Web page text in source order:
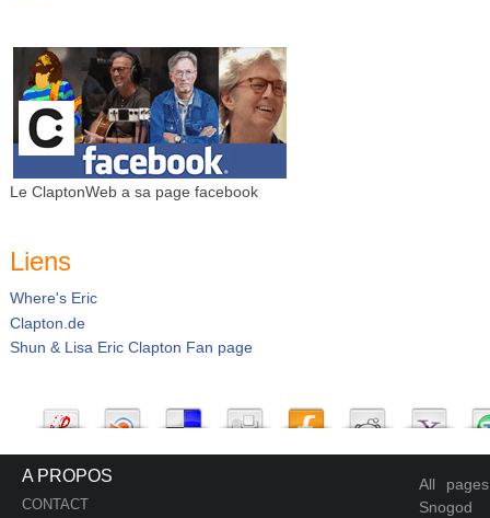
Le ClaptonWeb a sa page facebook
Liens
Where's Eric
Clapton.de
Shun & Lisa Eric Clapton Fan page
A PROPOS
CONTACT
All
Snogod